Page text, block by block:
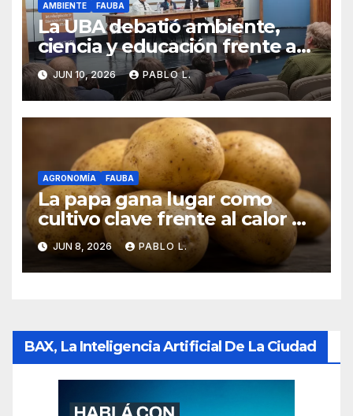
AMBIENTE FAUBA
La UBA debatió ambiente,
ciencia y educación frente a
una crisis que golpea en
varios frentes
JUN 10, 2026 PABLO L.
AGRONOMÍA FAUBA
La papa gana lugar como
cultivo clave frente al calor y
la sequía
JUN 8, 2026 PABLO L.
BAX, La Inteligencia Artificial De La Ciudad